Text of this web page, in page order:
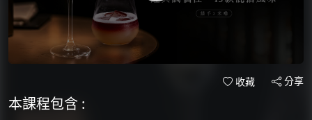
收藏 分享
本課程包含 :